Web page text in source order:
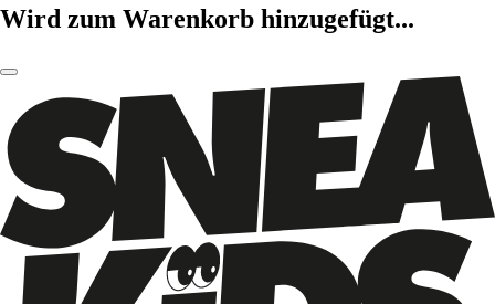
Wird zum Warenkorb hinzugefügt...